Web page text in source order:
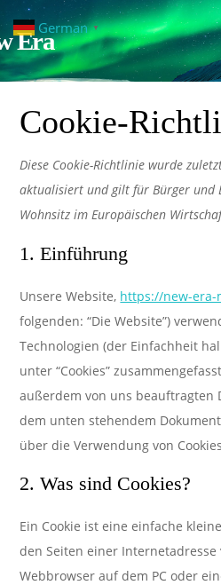
Era
Cookie-
Diese Cookie-Richtlinie wurde
aktualisiert und gilt für Bürger und
Wohnsitz im Europäischen
1. Einführung
Unsere Website, https://new-era-
folgenden: “Die Website”)
Technologien (der Einfachheit
unter “Cookies”
außerdem von uns
dem unten stehendem
über die Verwendung von
2. Was sind Cookies?
Ein Cookie ist eine einfache
den Seiten einer
Webbrowser auf dem PC oder
German ▼